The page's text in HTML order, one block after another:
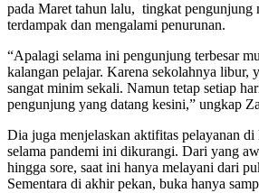
pada Maret tahun lalu, tingkat pengunjung
terdampak dan mengalami penurunan.
“Apalagi selama ini pengunjung terbesar
kalangan pelajar. Karena sekolahnya libur,
sangat minim sekali. Namun tetap setiap
pengunjung yang datang kesini,” ungkap
Dia juga menjelaskan aktifitas pelayanan
selama pandemi ini dikurangi. Dari yang
hingga sore, saat ini hanya melayani dari
Sementara di akhir pekan, buka hanya